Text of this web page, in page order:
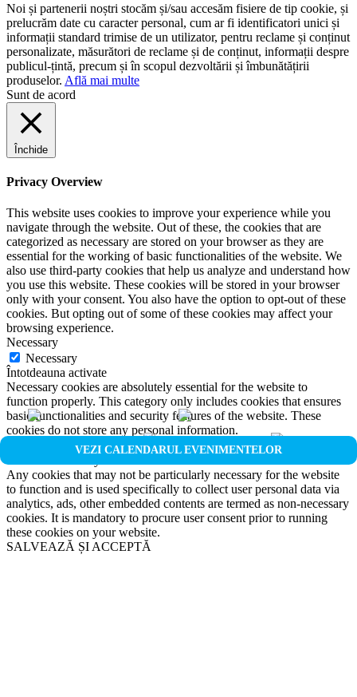
VEZI CALENDARUL EVENIMENTELOR
Noi și partenerii noștri stocăm și/sau accesăm fisiere de tip cookie, și
prelucrăm date cu caracter personal, cum ar fi identificatori unici și
informații standard trimise de un utilizator, pentru reclame și conținut
personalizate, măsurători de reclame și de conținut, informații despre
publicul-țintă, precum și în scopul dezvoltării și îmbunătățirii
produselor. Află mai multe
Sunt de acord
Închide
Privacy Overview
This website uses cookies to improve your experience while you
navigate through the website. Out of these, the cookies that are
categorized as necessary are stored on your browser as they are
essential for the working of basic functionalities of the website. We
also use third-party cookies that help us analyze and understand how
you use this website. These cookies will be stored in your browser
only with your consent. You also have the option to opt-out of these
cookies. But opting out of some of these cookies may affect your
browsing experience.
Necessary
Necessary
Întotdeauna activate
Necessary cookies are absolutely essential for the website to
function properly. This category only includes cookies that ensures
basic functionalities and security features of the website. These
cookies do not store any personal information.
Non-necessary
Any cookies that may not be particularly necessary for the website
to function and is used specifically to collect user personal data via
analytics, ads, other embedded contents are termed as non-necessary
cookies. It is mandatory to procure user consent prior to running
these cookies on your website.
SALVEAZĂ ȘI ACCEPTĂ